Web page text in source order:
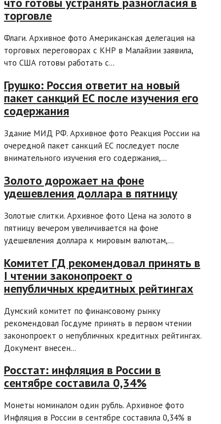
торговле
Флаги. Архивное фото Американская делегация на
торговых переговорах с КНР в Малайзии заявила,
что США готовы работать с...
Грушко: Россия ответит на новый
пакет санкций ЕС после изучения его
содержания
Здание МИД РФ. Архивное фото Реакция России на
очередной пакет санкций ЕС последует после
внимательного изучения его содержания,...
Золото дорожает на фоне
удешевления доллара в пятницу
Золотые слитки. Архивное фото Цена на золото в
пятницу вечером увеличивается на фоне
удешевления доллара к мировым валютам,...
Комитет ГД рекомендовал принять в
I чтении законопроект о
непубличных кредитных рейтингах
Думский комитет по финансовому рынку
рекомендовал Госдуме принять в первом чтении
законопроект о непубличных кредитных рейтингах.
Документ внесен...
Росстат: инфляция в России в
сентябре составила 0,34%
Монеты номиналом один рубль. Архивное фото
Инфляция в России в сентябре составила 0,34% в